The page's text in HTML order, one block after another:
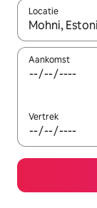
Locatie
Wanneer er
Aankomst
Vertrek